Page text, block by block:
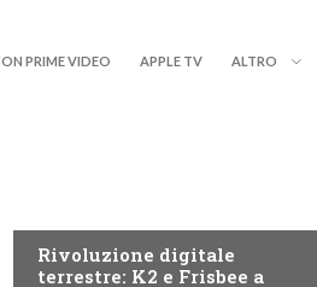
PRIME VIDEO APPLE TV ALTRO
Rivoluzione digitale
terrestre: K2 e Frisbee a